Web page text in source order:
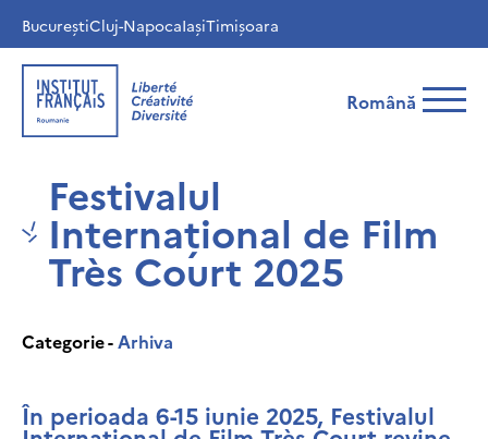
BucureștiCluj-NapocaIașiTimișoara
Română
Festivalul
Internațional de Film
Très Court 2025
Categorie -Arhiva
În perioada 6-15 iunie 2025, Festivalul